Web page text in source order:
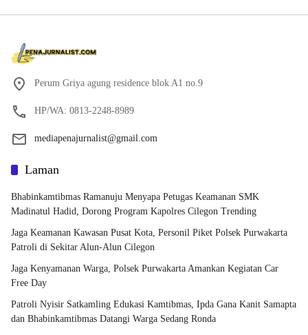
Perum Griya agung residence blok A1 no.9
HP/WA: 0813-2248-8989
mediapenajurnalist@gmail.com
Laman
Bhabinkamtibmas Ramanuju Menyapa Petugas Keamanan SMK
Madinatul Hadid, Dorong Program Kapolres Cilegon Trending
Jaga Keamanan Kawasan Pusat Kota, Personil Piket Polsek Purwakarta
Patroli di Sekitar Alun-Alun Cilegon
Jaga Kenyamanan Warga, Polsek Purwakarta Amankan Kegiatan Car
Free Day
Patroli Nyisir Satkamling Edukasi Kamtibmas, Ipda Gana Kanit Samapta
dan Bhabinkamtibmas Datangi Warga Sedang Ronda